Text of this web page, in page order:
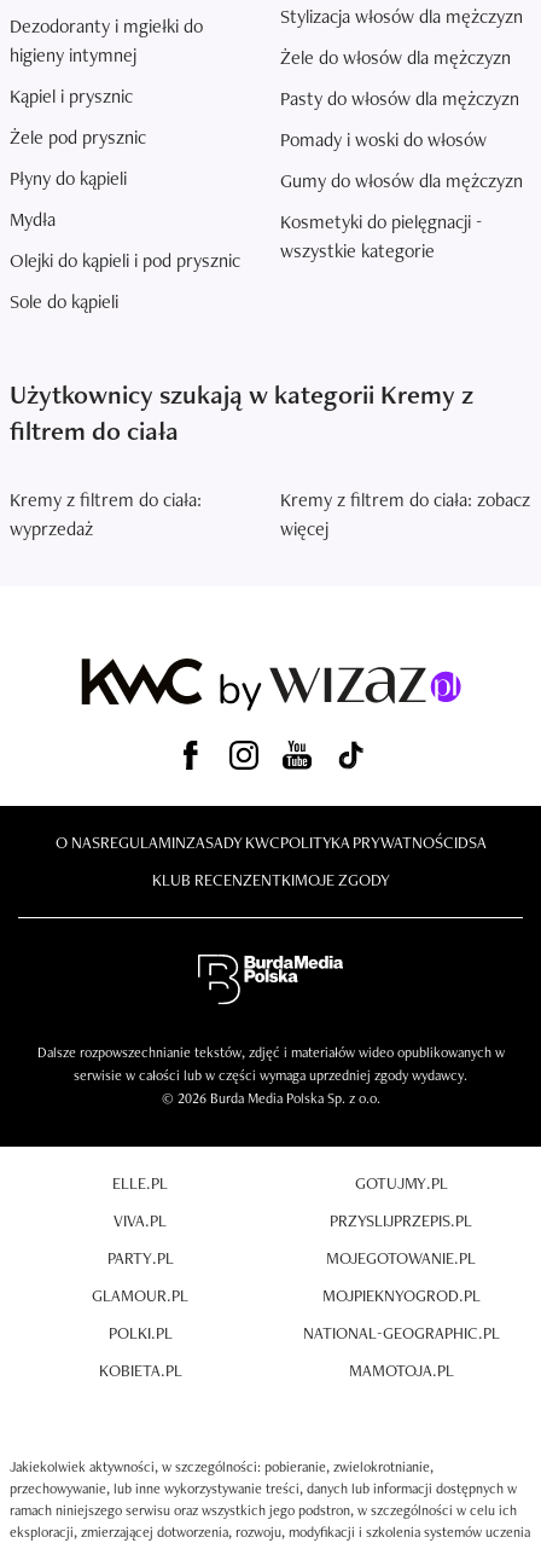
Dezodoranty i mgiełki do
higieny intymnej
Kąpiel i prysznic
Żele pod prysznic
Płyny do kąpieli
Mydła
Olejki do kąpieli i pod prysznic
Sole do kąpieli
Stylizacja włosów dla mężczyzn
Żele do włosów dla mężczyzn
Pasty do włosów dla mężczyzn
Pomady i woski do włosów
Gumy do włosów dla mężczyzn
Kosmetyki do pielęgnacji -
wszystkie kategorie
Użytkownicy szukają w kategorii Kremy z
filtrem do ciała
Kremy z filtrem do ciała:
wyprzedaż
Kremy z filtrem do ciała: zobacz
więcej
O NASREGULAMINZASADY KWCPOLITYKA PRYWATNOŚCIDSA
KLUB RECENZENTKIMOJE ZGODY
Dalsze rozpowszechnianie tekstów, zdjęć i materiałów wideo opublikowanych w
serwisie w całości lub w części wymaga uprzedniej zgody wydawcy.
© 2026 Burda Media Polska Sp. z o.o.
ELLE.PL
VIVA.PL
PARTY.PL
GLAMOUR.PL
POLKI.PL
KOBIETA.PL
GOTUJMY.PL
PRZYSLIJPRZEPIS.PL
MOJEGOTOWANIE.PL
MOJPIEKNYOGROD.PL
NATIONAL-GEOGRAPHIC.PL
MAMOTOJA.PL
Jakiekolwiek aktywności, w szczególności: pobieranie, zwielokrotnianie,
przechowywanie, lub inne wykorzystywanie treści, danych lub informacji dostępnych w
ramach niniejszego serwisu oraz wszystkich jego podstron, w szczególności w celu ich
eksploracji, zmierzającej dotworzenia, rozwoju, modyfikacji i szkolenia systemów uczenia